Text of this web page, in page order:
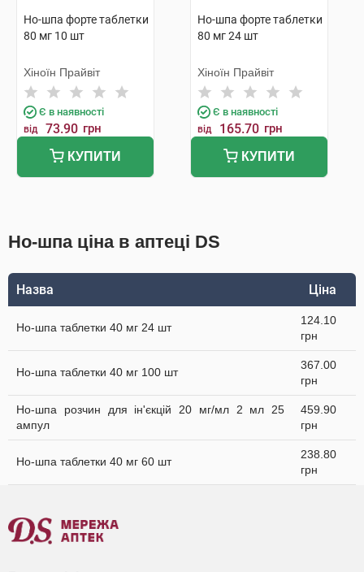
Но-шпа форте таблетки
80 мг 10 шт
Хіноїн Прайвіт
Є в наявності
від 73.90 грн
КУПИТИ
Но-шпа форте таблетки
80 мг 24 шт
Хіноїн Прайвіт
Є в наявності
від 165.70 грн
КУПИТИ
Но-шпа ціна в аптеці DS
Назва Ціна
Но-шпа таблетки 40 мг 24 шт
124.10
грн
Но-шпа таблетки 40 мг 100 шт
367.00
грн
Но-шпа розчин для ін'єкцій 20 мг/мл 2 мл 25
ампул
459.90
грн
Но-шпа таблетки 40 мг 60 шт
238.80
грн